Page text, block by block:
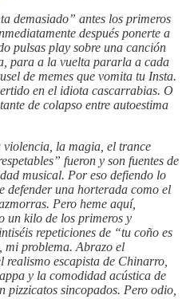
demasiado” antes los primeros
después ponerte a
pulsas play sobre una canción
para a la vuelta pararla a cada
de memes que vomita tu Insta.
en el idiota cascarrabias. O
de colapso entre autoestima
la magia, el trance
fueron y son fuentes de
musical. Por eso defiendo lo
defender una horterada como el
Pero heme aquí,
un kilo de los primeros y
repeticiones de “tu coño es
mi problema. Abrazo el
realismo escapista de Chinarro,
y la comodidad acústica de
pizzicatos sincopados. Pero odio,